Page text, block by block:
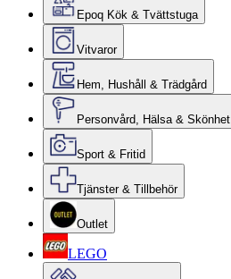
Epoq Kök & Tvättstuga
Vitvaror
Hem, Hushåll & Trädgård
Personvård, Hälsa & Skönhet
Sport & Fritid
Tjänster & Tillbehör
Outlet
LEGO